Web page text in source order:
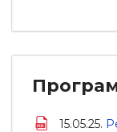
15.05.25.